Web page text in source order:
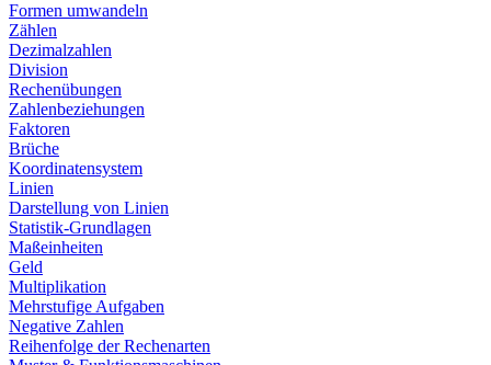
Formen umwandeln
Zählen
Dezimalzahlen
Division
Rechenübungen
Zahlenbeziehungen
Faktoren
Brüche
Koordinatensystem
Linien
Darstellung von Linien
Statistik-Grundlagen
Maßeinheiten
Geld
Multiplikation
Mehrstufige Aufgaben
Negative Zahlen
Reihenfolge der Rechenarten